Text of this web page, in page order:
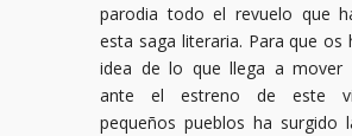
parodia todo el revuelo que
esta saga literaria. Para que os
idea de lo que llega a mover
ante el estreno de este
pequeños pueblos ha surgido